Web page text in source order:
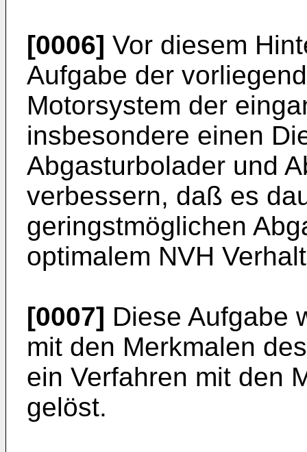
[0006] Vor diesem
Aufgabe der
Motorsystem der
insbesondere einen
Abgasturbolader und
verbessern, daß es
geringstmöglichen
optimalem NVH
[0007] Diese Aufgabe
mit den Merkmalen
ein Verfahren mit den
gelöst.